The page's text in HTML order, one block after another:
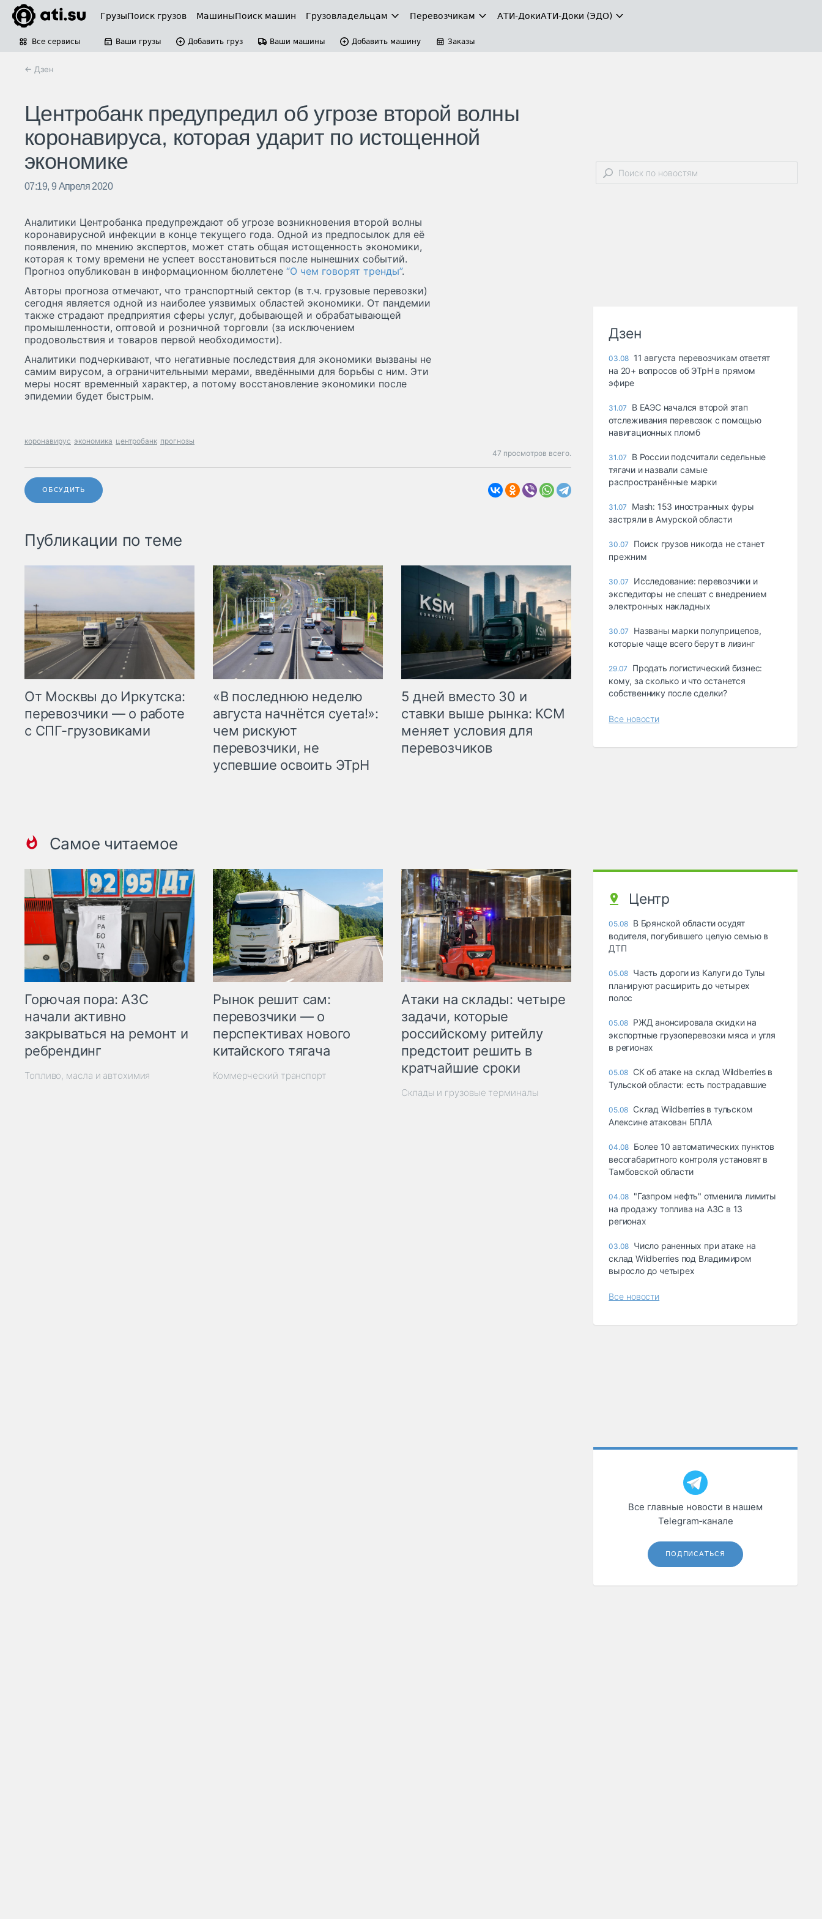
ГрузыПоиск грузов МашиныПоиск машин Грузовладельцам Перевозчикам АТИ-ДокиАТИ-Доки (ЭДО)
Все сервисы Ваши грузы Добавить груз Ваши машины Добавить машину Заказы
← Дзен
Центробанк предупредил об угрозе второй волны
коронавируса, которая ударит по истощенной
экономике
07:19, 9 Апреля 2020
Аналитики Центробанка предупреждают об угрозе возникновения второй волны
коронавирусной инфекции в конце текущего года. Одной из предпосылок для её
появления, по мнению экспертов, может стать общая истощенность экономики,
которая к тому времени не успеет восстановиться после нынешних событий.
Прогноз опубликован в информационном бюллетене “О чем говорят тренды”.
Авторы прогноза отмечают, что транспортный сектор (в т.ч. грузовые перевозки)
сегодня является одной из наиболее уязвимых областей экономики. От пандемии
также страдают предприятия сферы услуг, добывающей и обрабатывающей
промышленности, оптовой и розничной торговли (за исключением
продовольствия и товаров первой необходимости).
Аналитики подчеркивают, что негативные последствия для экономики вызваны не
самим вирусом, а ограничительными мерами, введёнными для борьбы с ним. Эти
меры носят временный характер, а потому восстановление экономики после
эпидемии будет быстрым.
коронавирус экономика центробанк прогнозы
47 просмотров всего.
ОБСУДИТЬ
Публикации по теме
От Москвы до Иркутска:
перевозчики — о работе
с СПГ-грузовиками
«В последнюю неделю
августа начнётся суета!»:
чем рискуют
перевозчики, не
успевшие освоить ЭТрН
5 дней вместо 30 и
ставки выше рынка: КСМ
меняет условия для
перевозчиков
Самое читаемое
Горючая пора: АЗС
начали активно
закрываться на ремонт и
ребрендинг
Топливо, масла и автохимия
Рынок решит сам:
перевозчики — о
перспективах нового
китайского тягача
Коммерческий транспорт
Атаки на склады: четыре
задачи, которые
российскому ритейлу
предстоит решить в
кратчайшие сроки
Склады и грузовые терминалы
Дзен
03.08 11 августа перевозчикам ответят
на 20+ вопросов об ЭТрН в прямом
эфире
31.07
В ЕАЭС начался второй этап
отслеживания перевозок с помощью
навигационных пломб
31.07
В России подсчитали седельные
тягачи и назвали самые
распространённые марки
31.07
Mash: 153 иностранных фуры
застряли в Амурской области
30.07
Поиск грузов никогда не станет
прежним
30.07
Исследование: перевозчики и
экспедиторы не спешат с внедрением
электронных накладных
30.07
Названы марки полуприцепов,
которые чаще всего берут в лизинг
29.07
Продать логистический бизнес:
кому, за сколько и что останется
собственнику после сделки?
Все новости
Центр
05.08 В Брянской области осудят
водителя, погубившего целую семью в
ДТП
05.08 Часть дороги из Калуги до Тулы
планируют расширить до четырех
полос
05.08 РЖД анонсировала скидки на
экспортные грузоперевозки мяса и угля
в регионах
05.08 СК об атаке на склад Wildberries в
Тульской области: есть пострадавшие
05.08 Склад Wildberries в тульском
Алексине атакован БПЛА
04.08 Более 10 автоматических пунктов
весогабаритного контроля установят в
Тамбовской области
04.08 "Газпром нефть" отменила лимиты
на продажу топлива на АЗС в 13
регионах
03.08 Число раненных при атаке на
склад Wildberries под Владимиром
выросло до четырех
Все новости
Все главные новости в нашем
Telegram‑канале
ПОДПИСАТЬСЯ